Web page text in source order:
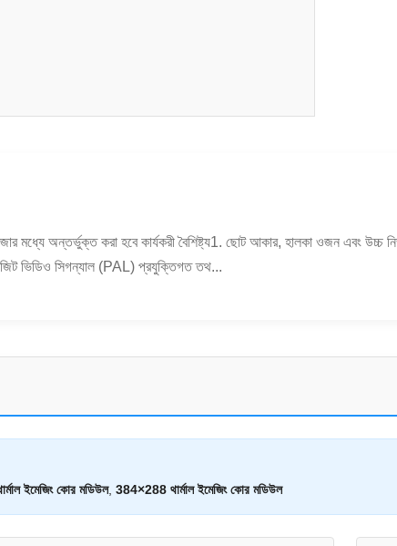
মধ্যে অন্তর্ভুক্ত করা হবে কার্যকরী বৈশিষ্ট্য1. ছোট আকার, হালকা ওজন এবং
ভিডিও সিগন্যাল (PAL) প্রযুক্তিগত তথ...
ইমেজিং কোর মডিউল, 384×288 থার্মাল ইমেজিং কোর মডিউল